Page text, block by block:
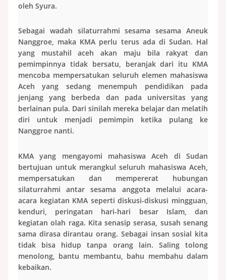
oleh Syura.
Sebagai wadah silaturrahmi sesama sesama Aneuk
Nanggroe, maka KMA perlu terus ada di Sudan. Hal
yang mustahil aceh akan maju bila rakyat dan
pemimpinnya tidak bersatu, beranjak dari itu KMA
mencoba mempersatukan seluruh elemen mahasiswa
Aceh yang sedang menempuh pendidikan pada
jenjang yang berbeda dan pada universitas yang
berlainan pula. Dari sinilah mereka belajar dan melatih
diri untuk menjadi pemimpin ketika pulang ke
Nanggroe nanti.
KMA yang mengayomi mahasiswa Aceh di Sudan
bertujuan untuk merangkul seluruh mahasiswa Aceh,
mempersatukan dan mempererat hubungan
silaturrahmi antar sesama anggota melalui acara-
acara kegiatan KMA seperti diskusi-diskusi mingguan,
kenduri, peringatan hari-hari besar Islam, dan
kegiatan olah raga. Kita senasip serasa, susah senang
sama dirasa dirantau orang. Sebagai insan sosial kita
tidak bisa hidup tanpa orang lain. Saling tolong
menolong, bantu membantu, bahu membahu dalam
kebaikan.